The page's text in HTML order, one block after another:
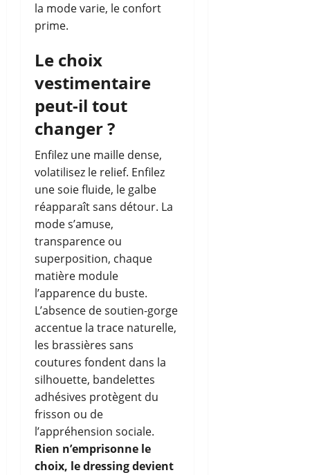
la mode varie, le confort
prime.
Le choix
vestimentaire
peut-il tout
changer ?
Enfilez une maille dense,
volatilisez le relief. Enfilez
une soie fluide, le galbe
réapparaît sans détour. La
mode s’amuse,
transparence ou
superposition, chaque
matière module
l’apparence du buste.
L’absence de soutien-gorge
accentue la trace naturelle,
les brassières sans
coutures fondent dans la
silhouette, bandelettes
adhésives protègent du
frisson ou de
l’appréhension sociale.
Rien n’emprisonne le
choix, le dressing devient